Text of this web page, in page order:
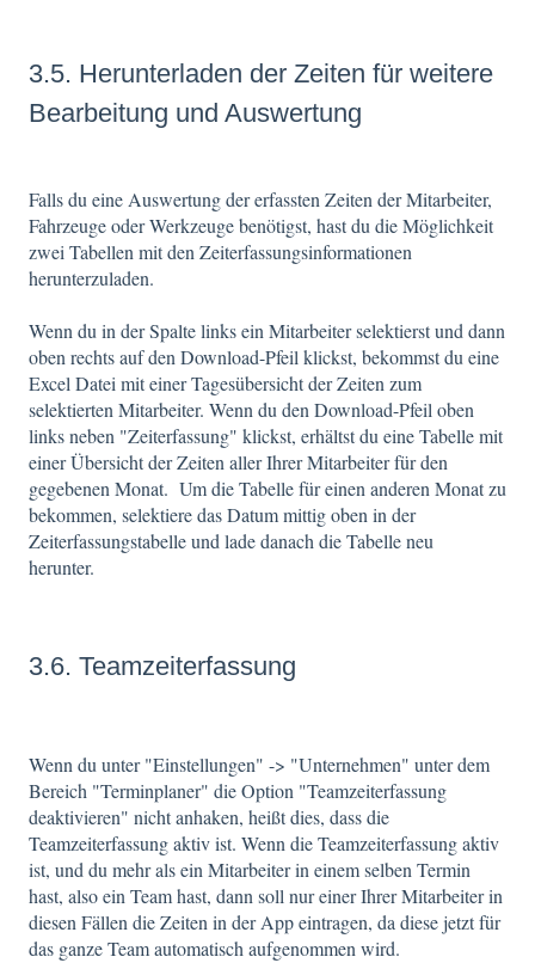
3.5. Herunterladen der Zeiten für weitere
Bearbeitung und Auswertung
Falls du eine Auswertung der erfassten Zeiten der Mitarbeiter,
Fahrzeuge oder Werkzeuge benötigst, hast du die Möglichkeit
zwei Tabellen mit den Zeiterfassungsinformationen
herunterzuladen.
Wenn du in der Spalte links ein Mitarbeiter selektierst und dann
oben rechts auf den Download-Pfeil klickst, bekommst du eine
Excel Datei mit einer Tagesübersicht der Zeiten zum
selektierten Mitarbeiter. Wenn du den Download-Pfeil oben
links neben "Zeiterfassung" klickst, erhältst du eine Tabelle mit
einer Übersicht der Zeiten aller Ihrer Mitarbeiter für den
gegebenen Monat. Um die Tabelle für einen anderen Monat zu
bekommen, selektiere das Datum mittig oben in der
Zeiterfassungstabelle und lade danach die Tabelle neu
herunter.
3.6. Teamzeiterfassung
Wenn du unter "Einstellungen" -> "Unternehmen" unter dem
Bereich "Terminplaner" die Option "Teamzeiterfassung
deaktivieren" nicht anhaken, heißt dies, dass die
Teamzeiterfassung aktiv ist. Wenn die Teamzeiterfassung aktiv
ist, und du mehr als ein Mitarbeiter in einem selben Termin
hast, also ein Team hast, dann soll nur einer Ihrer Mitarbeiter in
diesen Fällen die Zeiten in der App eintragen, da diese jetzt für
das ganze Team automatisch aufgenommen wird.